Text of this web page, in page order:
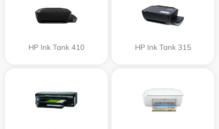
HP Ink Tank 410 HP Ink Tank 315